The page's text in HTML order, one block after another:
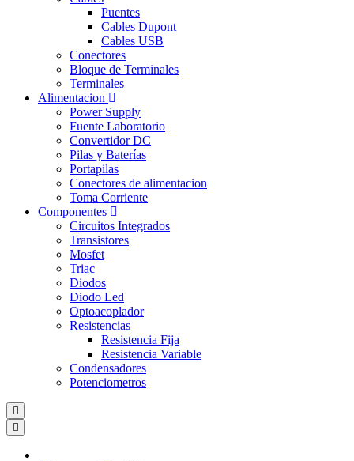
Puentes
Cables Dupont
Cables USB
Conectores
Bloque de Terminales
Terminales
Alimentacion
Power Supply
Fuente Laboratorio
Convertidor DC
Pilas y Baterías
Portapilas
Conectores de alimentacion
Toma Corriente
Componentes
Circuitos Integrados
Transistores
Mosfet
Triac
Diodos
Diodo Led
Optoacoplador
Resistencias
Resistencia Fija
Resistencia Variable
Condensadores
Potenciometros